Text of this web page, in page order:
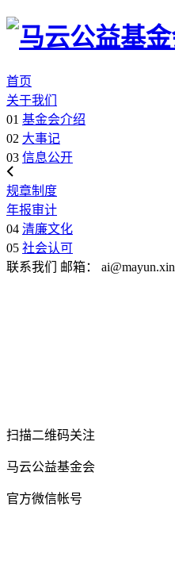
首页
关于我们
01 基金会介绍
02 大事记
03 信息公开
规章制度
年报审计
04 清廉文化
05 社会认可
联系我们
邮箱： ai@mayun.xin
扫描二维码关注
马云公益基金会
官方微信帐号